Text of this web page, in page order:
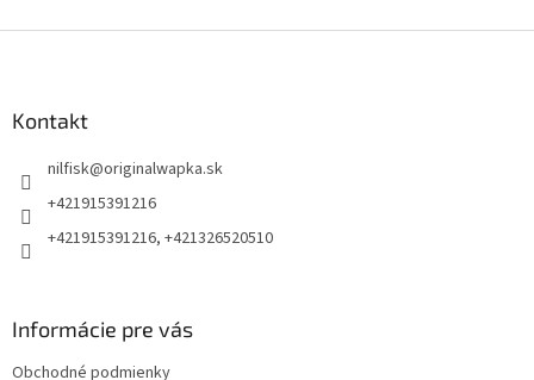
Kontakt
nilfisk@originalwapka.sk
+421915391216
+421915391216, +421326520510
Informácie pre vás
Obchodné podmienky